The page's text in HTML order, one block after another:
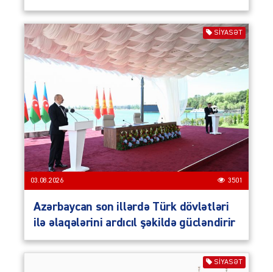
SIYASƏT
03.08.2026 3501
Azərbaycan son illərdə Türk dövlətləri
ilə əlaqələrini ardıcıl şəkildə gücləndirir
SIYASƏT